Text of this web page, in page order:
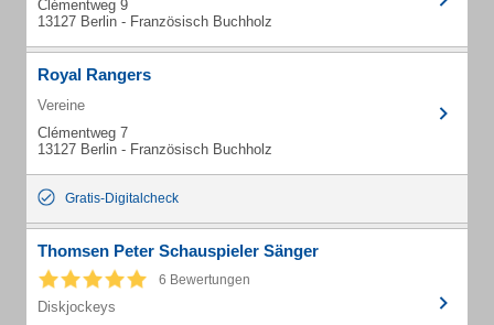
Clémentweg 9
13127 Berlin - Französisch Buchholz
Royal Rangers
Vereine
Clémentweg 7
13127 Berlin - Französisch Buchholz
Gratis-Digitalcheck
Thomsen Peter Schauspieler Sänger
6 Bewertungen
Diskjockeys